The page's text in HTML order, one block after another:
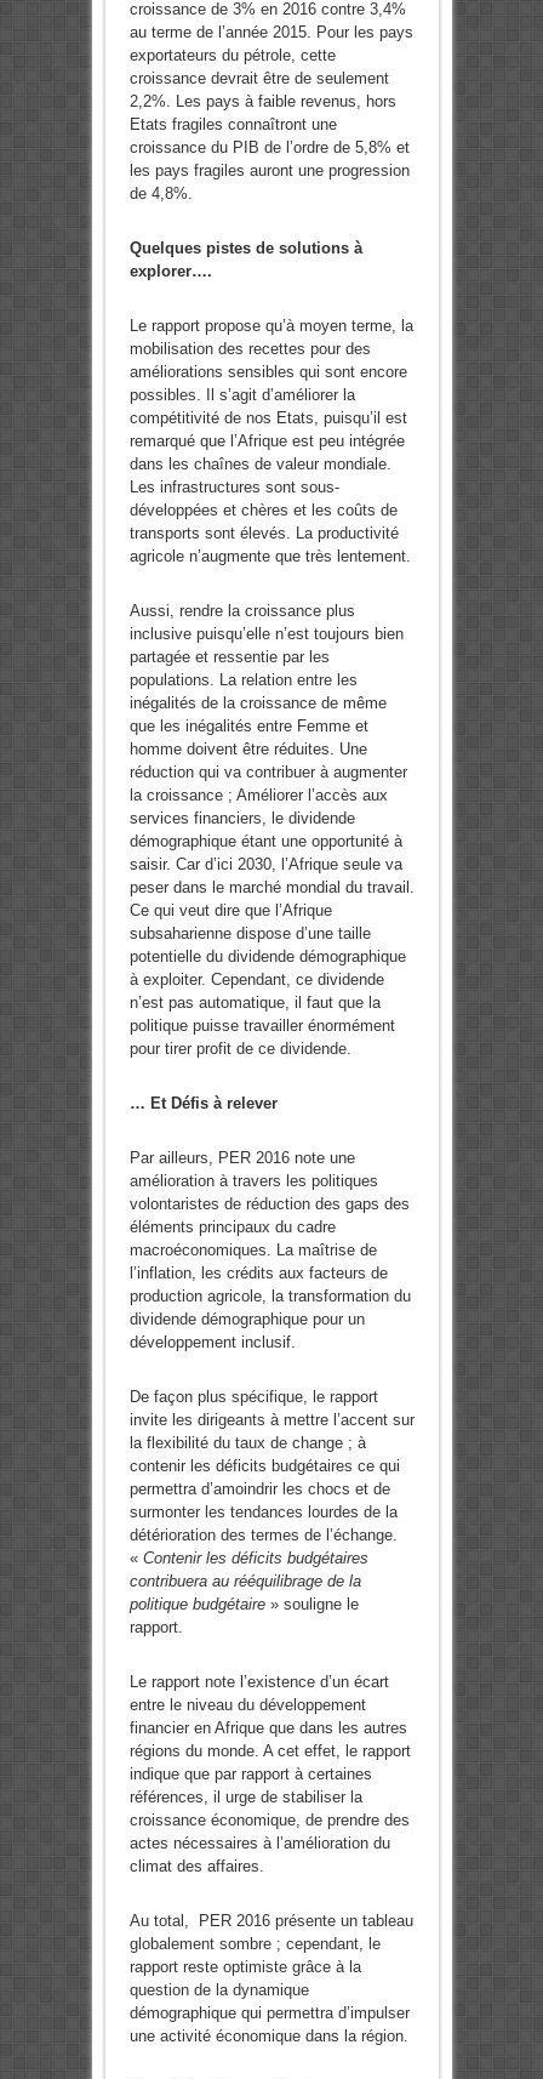
croissance de 3% en 2016 contre 3,4%
au terme de l’année 2015. Pour les pays
exportateurs du pétrole, cette
croissance devrait être de seulement
2,2%. Les pays à faible revenus, hors
Etats fragiles connaîtront une
croissance du PIB de l’ordre de 5,8% et
les pays fragiles auront une progression
de 4,8%.
Quelques pistes de solutions à
explorer….
Le rapport propose qu’à moyen terme, la
mobilisation des recettes pour des
améliorations sensibles qui sont encore
possibles. Il s’agit d’améliorer la
compétitivité de nos Etats, puisqu’il est
remarqué que l’Afrique est peu intégrée
dans les chaînes de valeur mondiale.
Les infrastructures sont sous-
développées et chères et les coûts de
transports sont élevés. La productivité
agricole n’augmente que très lentement.
Aussi, rendre la croissance plus
inclusive puisqu’elle n’est toujours bien
partagée et ressentie par les
populations. La relation entre les
inégalités de la croissance de même
que les inégalités entre Femme et
homme doivent être réduites. Une
réduction qui va contribuer à augmenter
la croissance ; Améliorer l’accès aux
services financiers, le dividende
démographique étant une opportunité à
saisir. Car d’ici 2030, l’Afrique seule va
peser dans le marché mondial du travail.
Ce qui veut dire que l’Afrique
subsaharienne dispose d’une taille
potentielle du dividende démographique
à exploiter. Cependant, ce dividende
n’est pas automatique, il faut que la
politique puisse travailler énormément
pour tirer profit de ce dividende.
… Et Défis à relever
Par ailleurs, PER 2016 note une
amélioration à travers les politiques
volontaristes de réduction des gaps des
éléments principaux du cadre
macroéconomiques. La maîtrise de
l’inflation, les crédits aux facteurs de
production agricole, la transformation du
dividende démographique pour un
développement inclusif.
De façon plus spécifique, le rapport
invite les dirigeants à mettre l’accent sur
la flexibilité du taux de change ; à
contenir les déficits budgétaires ce qui
permettra d’amoindrir les chocs et de
surmonter les tendances lourdes de la
détérioration des termes de l’échange.
« Contenir les déficits budgétaires
contribuera au rééquilibrage de la
politique budgétaire » souligne le
rapport.
Le rapport note l’existence d’un écart
entre le niveau du développement
financier en Afrique que dans les autres
régions du monde. A cet effet, le rapport
indique que par rapport à certaines
références, il urge de stabiliser la
croissance économique, de prendre des
actes nécessaires à l’amélioration du
climat des affaires.
Au total, PER 2016 présente un tableau
globalement sombre ; cependant, le
rapport reste optimiste grâce à la
question de la dynamique
démographique qui permettra d’impulser
une activité économique dans la région.